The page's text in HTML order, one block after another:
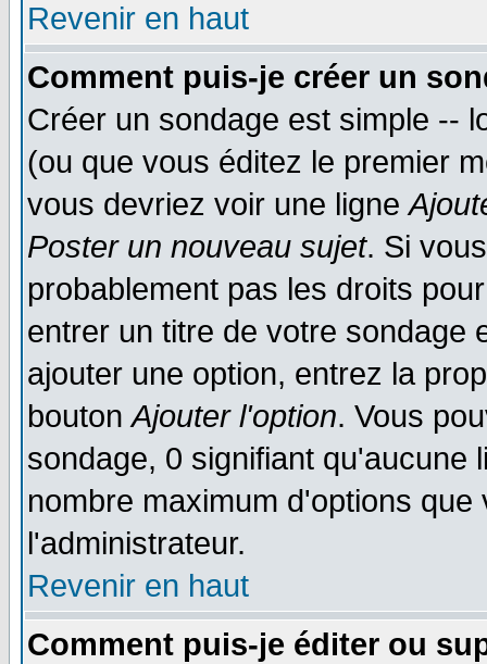
Revenir en haut
Comment puis-je créer un
Créer un sondage est simple --
(ou que vous éditez le premier
vous devriez voir une ligne
Poster un nouveau sujet. Si
probablement pas les droits
entrer un titre de votre sondage
ajouter une option, entrez la
boutonAjouter l'option. Vous
sondage, 0 signifiant qu'aucune
nombre maximum d'options
l'administrateur.
Revenir en haut
Comment puis-je éditer ou